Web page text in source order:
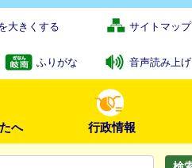
大きくする サイトマップ
ふりがな 音声読み上げ
へ 行政情報